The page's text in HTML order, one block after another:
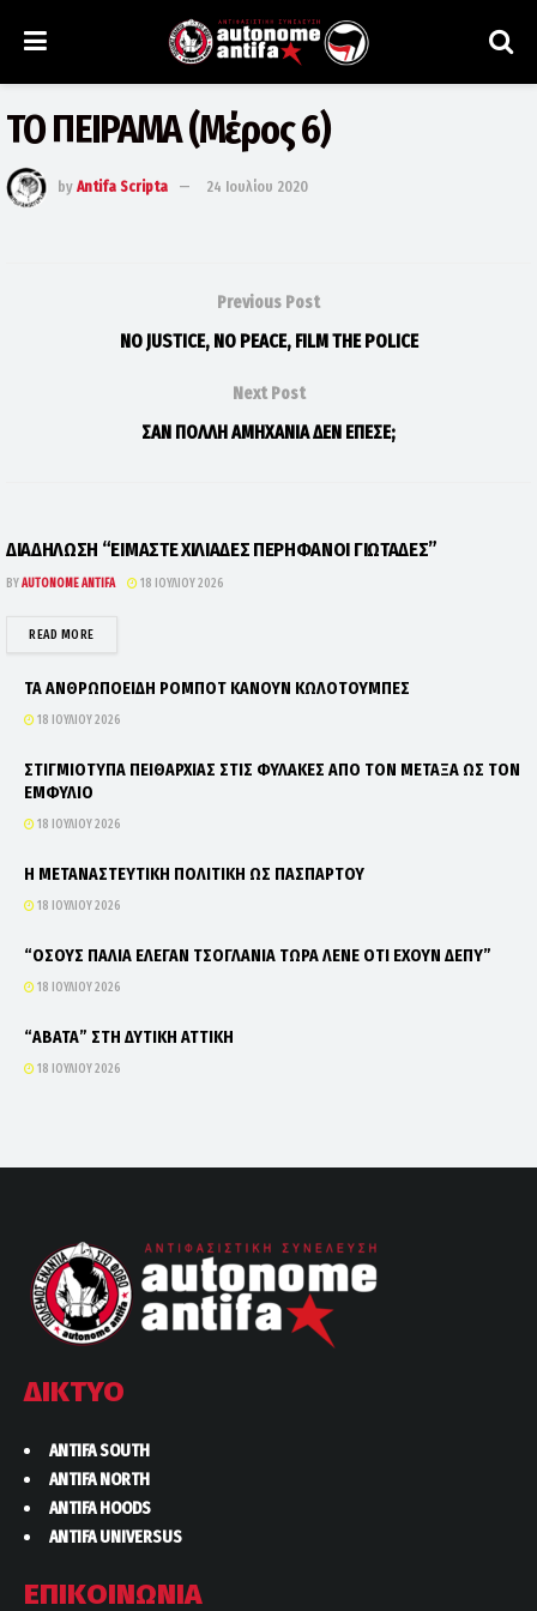
ΤΟ ΠΕΙΡΑΜΑ (Μέρος 6)
by Antifa Scripta 24 Ιουλίου 2020
Previous Post
NO JUSTICE, NO PEACE, FILM THE POLICE
Next Post
ΣΑΝ ΠΟΛΛΗ ΑΜΗΧΑΝΙΑ ΔΕΝ ΕΠΕΣΕ;
ΔΙΑΔΗΛΩΣΗ “ΕΙΜΑΣΤΕ ΧΙΛΙΑΔΕΣ ΠΕΡΗΦΑΝΟΙ ΓΙΩΤΑΔΕΣ”
BYAUTONOME ANTIFA 18 ΙΟΥΛΊΟΥ 2026
READ MOREDETAILS
ΤΑ ΑΝΘΡΩΠΟΕΙΔΗ ΡΟΜΠΟΤ ΚΑΝΟΥΝ ΚΩΛΟΤΟΥΜΠΕΣ
18 ΙΟΥΛΊΟΥ 2026
ΣΤΙΓΜΙΟΤΥΠΑ ΠΕΙΘΑΡΧΙΑΣ ΣΤΙΣ ΦΥΛΑΚΕΣ ΑΠΟ ΤΟΝ ΜΕΤΑΞΑ ΩΣ ΤΟΝ
ΕΜΦΥΛΙΟ
18 ΙΟΥΛΊΟΥ 2026
Η ΜΕΤΑΝΑΣΤΕΥΤΙΚΗ ΠΟΛΙΤΙΚΗ ΩΣ ΠΑΣΠΑΡΤΟΥ
18 ΙΟΥΛΊΟΥ 2026
“ΟΣΟΥΣ ΠΑΛΙΑ ΕΛΕΓΑΝ ΤΣΟΓΛΑΝΙΑ ΤΩΡΑ ΛΕΝΕ ΟΤΙ ΕΧΟΥΝ ΔΕΠΥ”
18 ΙΟΥΛΊΟΥ 2026
“ΑΒΑΤΑ” ΣΤΗ ΔΥΤΙΚΗ ΑΤΤΙΚΗ
18 ΙΟΥΛΊΟΥ 2026
ΔΙΚΤΥΟ
ANTIFA SOUTH
ANTIFA NORTH
ANTIFA HOODS
ANTIFA UNIVERSUS
ΕΠΙΚΟΙΝΩΝΙΑ